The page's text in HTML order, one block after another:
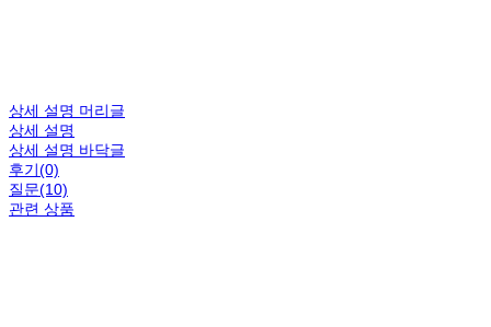
상세 설명 머리글
상세 설명
상세 설명 바닥글
후기(0)
질문(10)
관련 상품